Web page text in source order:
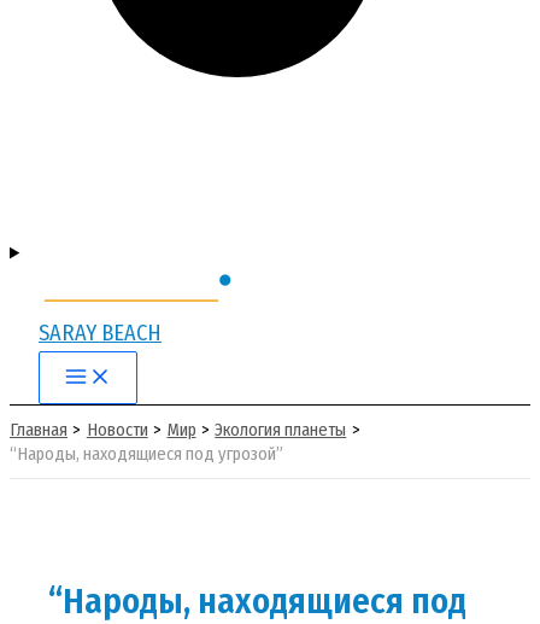
SARAY BEACH
Main
Menu
Главная Новости Мир
Экология планеты
“Народы, находящиеся под угрозой”
“Народы, находящиеся под